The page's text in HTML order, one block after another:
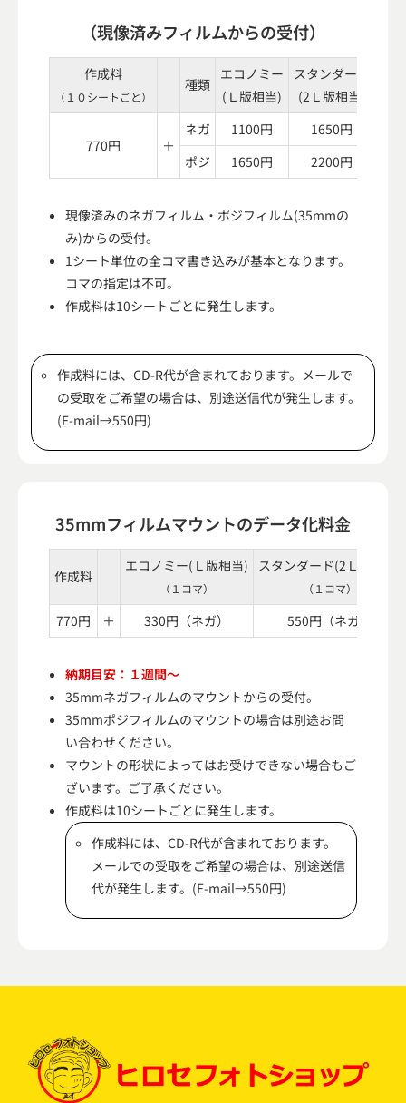
（現像済みフィルムからの受付）
作成料
（１０シートごと）
種類
エコノミー
(Ｌ版相当)
スタンダード
(2Ｌ版相当)
770円 ＋
ネガ 1100円 1650円
ポジ
1650円 2200円
現像済みのネガフィルム・ポジフィルム(35mmの
み)からの受付。
1シート単位の全コマ書き込みが基本となります。
コマの指定は不可。
作成料は10シートごとに発生します。
作成料には、CD-R代が含まれております。メールで
の受取をご希望の場合は、別途送信代が発生します。
(E-mail→550円)
35mmフィルムマウントのデータ化料金
作成料
エコノミー(Ｌ版相当)
（１コマ）
スタンダード(2Ｌ版相当)
（１コマ）
770円 ＋ 330円（ネガ） 550円（ネガ）
納期目安：１週間～
35mmネガフィルムのマウントからの受付。
35mmポジフィルムのマウントの場合は別途お問
い合わせください。
マウントの形状によってはお受けできない場合もご
ざいます。ご了承ください。
作成料は10シートごとに発生します。
作成料には、CD-R代が含まれております。
メールでの受取をご希望の場合は、別途送信
代が発生します。(E-mail→550円)